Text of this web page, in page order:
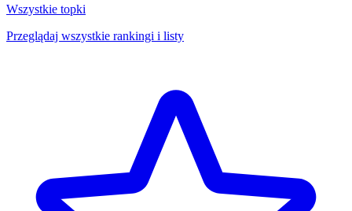
Wszystkie topki
Przeglądaj wszystkie rankingi i listy